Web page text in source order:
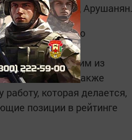
Давид Арушанян.
рассказал о
и проектах,
признан одним из
политики. Он также
которая делается,
позиции в рейтинге